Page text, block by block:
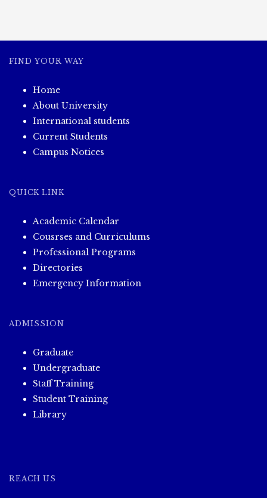
FIND YOUR WAY
Home
About University
International students
Current Students
Campus Notices
QUICK LINK
Academic Calendar
Cousrses and Curriculums
Professional Programs
Directories
Emergency Information
ADMISSION
Graduate
Undergraduate
Staff Training
Student Training
Library
REACH US